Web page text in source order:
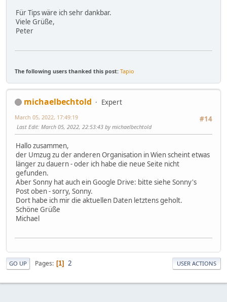
Für Tips wäre ich sehr dankbar.
Viele Grüße,
Peter
The following users thanked this post: Tapio
michaelbechtold
Expert
#14
March 05, 2022, 17:49:19
Last Edit: March 05, 2022, 22:53:43 by michaelbechtold
Hallo zusammen,
der Umzug zu der anderen Organisation in Wien scheint etwas
länger zu dauern - oder ich habe die neue Seite nicht
gefunden.
Aber Sonny hat auch ein Google Drive: bitte siehe Sonny's
Post oben - sorry, Sonny.
Dort habe ich mir die aktuellen Daten letztens geholt.
Schöne Grüße
Michael
GO UP Pages 1 2 USER ACTIONS